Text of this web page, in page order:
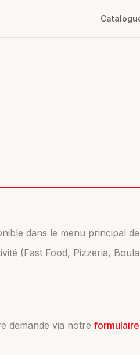
dans le menu principal
(Fast Food, Pizzeria,
demande via notre